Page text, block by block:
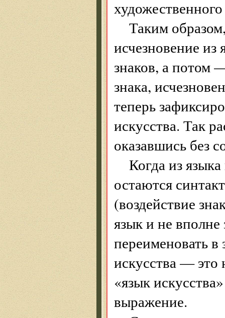
Таким
исчезновение из
знаков, а потом
знака,
теперь
искусства. Так
оказавшись без
Когда из
остаются
(воздействие
язык и не вполне
переименовать
искусства — это
«язык
выражение.